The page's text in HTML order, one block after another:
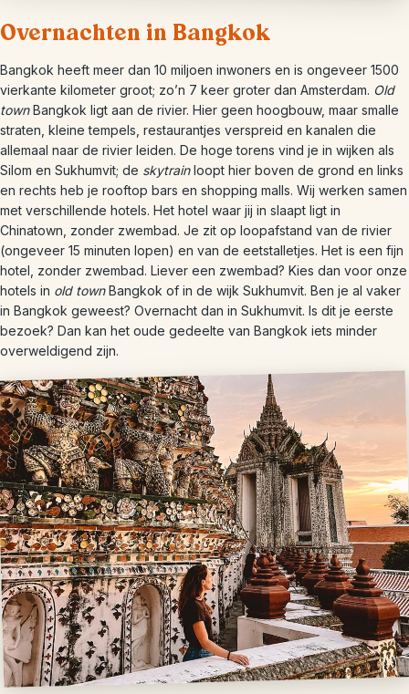
Overnachten in Bangkok
Bangkok heeft meer dan 10 miljoen inwoners en is ongeveer 1500
vierkante kilometer groot; zo’n 7 keer groter dan Amsterdam. Old
townBangkok ligt aan de rivier. Hier geen hoogbouw, maar smalle
straten, kleine tempels, restaurantjes verspreid en kanalen die
allemaal naar de rivier leiden. De hoge torens vind je in wijken als
Silom en Sukhumvit; de skytrainloopt hier boven de grond en links
en rechts heb je rooftop bars en shopping malls. Wij werken samen
met verschillende hotels. Het hotel waar jij in slaapt ligt in
Chinatown, zonder zwembad. Je zit op loopafstand van de rivier
(ongeveer 15 minuten lopen) en van de eetstalletjes. Het is een fijn
hotel, zonder zwembad. Liever een zwembad? Kies dan voor onze
hotels in old townBangkok of in de wijk Sukhumvit. Ben je al vaker
in Bangkok geweest? Overnacht dan in Sukhumvit. Is dit je eerste
bezoek? Dan kan het oude gedeelte van Bangkok iets minder
overweldigend zijn.